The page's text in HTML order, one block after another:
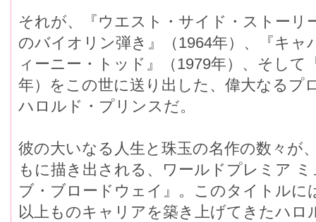
それが、『ウエスト・サイド・ストーリ
のバイオリン弾き』（1964年）、『キャ
ィーニー・トッド』（1979年）、そして
年）をこの世に送り出した、偉大なるプ
ハロルド・プリンスだ。
彼の大いなる人生と珠玉の名作の数々が
もに描き出される、ワールドプレミア
ブ・ブロードウェイ』。このタイトルに
以上ものキャリアを築き上げてきたハロ